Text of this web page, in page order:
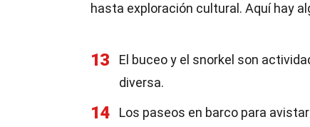
hasta exploración cultural. Aquí hay
13
El buceo y el snorkel son
diversa.
14
Los paseos en barco para